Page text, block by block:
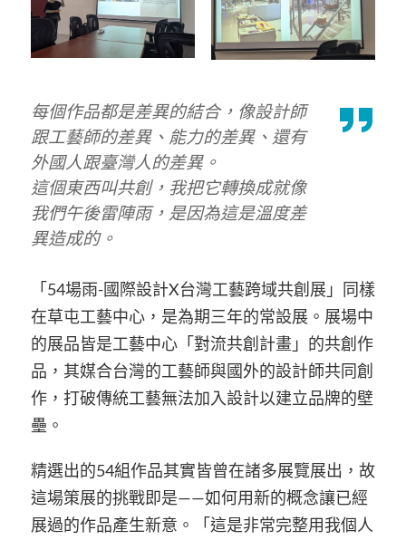
每個作品都是差異的結合，像設計師
跟工藝師的差異、能力的差異、還有
外國人跟臺灣人的差異。
這個東西叫共創，我把它轉換成就像
我們午後雷陣雨，是因為這是溫度差
異造成的。
「54場雨-國際設計X台灣工藝跨域共創展」同樣
在草屯工藝中心，是為期三年的常設展。展場中
的展品皆是工藝中心「對流共創計畫」的共創作
品，其媒合台灣的工藝師與國外的設計師共同創
作，打破傳統工藝無法加入設計以建立品牌的壁
壘。
精選出的54組作品其實皆曾在諸多展覽展出，故
這場策展的挑戰即是——如何用新的概念讓已經
展過的作品產生新意。「這是非常完整用我個人